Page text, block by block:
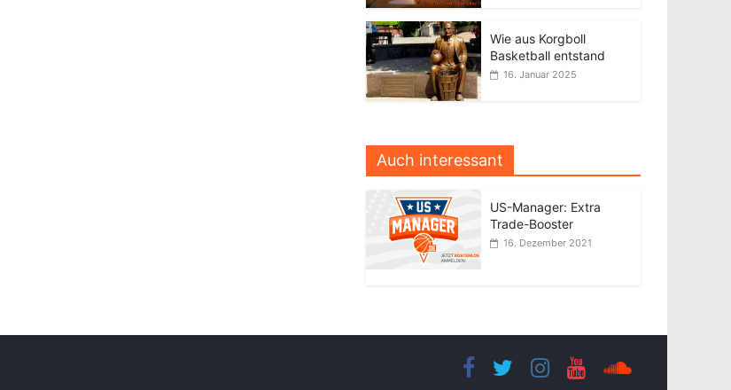
Wie aus Korgboll
Basketball entstand
16. Januar 2025
Auch interessant
US-Manager: Extra
Trade-Booster
16. Dezember 2021